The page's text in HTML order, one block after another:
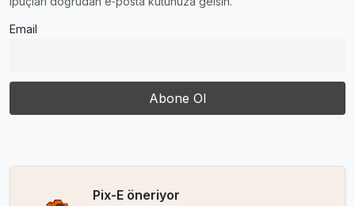
Email
Pix-E öneriyor